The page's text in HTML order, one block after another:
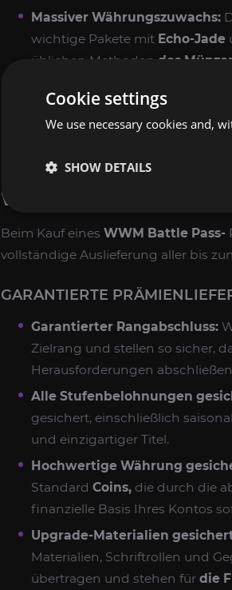
Massiver Währungszuwachs:
wichtige Pakete mit Echo-Jade
üblichen Methoden des
Ausdauer- und Zeitverlust:
Missionen widmet, verliert
WAS IST IN DEINEM
Beim Kauf eines WWM Battle Pass-
vollständige Auslieferung aller bis
GARANTIERTE
Garantierter Rangabschluss:
Zielrang und stellen so sicher,
Herausforderungen
Alle Stufenbelohnungen
gesichert, einschließlich
und einzigartiger Titel.
Hochwertige Währung
Standard Coins, die durch die
finanzielle Basis Ihres Kontos
Upgrade-Materialien
Materialien, Schriftrollen und
übertragen und stehen für die
Cookie settings
We use necessary cookies and,
SHOW DETAILS